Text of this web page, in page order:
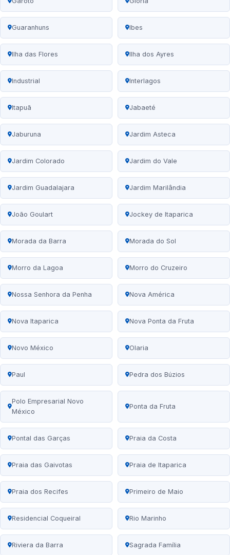
Guaranhuns Ibes
Ilha das Flores Ilha dos Ayres
Industrial Interlagos
Itapuã Jabaeté
Jaburuna Jardim Asteca
Jardim Colorado Jardim do Vale
Jardim Guadalajara Jardim Marilândia
João Goulart Jockey de Itaparica
Morada da Barra Morada do Sol
Morro da Lagoa Morro do Cruzeiro
Nossa Senhora da Penha Nova América
Nova Itaparica Nova Ponta da Fruta
Novo México Olaria
Paul Pedra dos Búzios
Polo Empresarial Novo
México
Ponta da Fruta
Pontal das Garças Praia da Costa
Praia das Gaivotas Praia de Itaparica
Praia dos Recifes Primeiro de Maio
Residencial Coqueiral Rio Marinho
Riviera da Barra Sagrada Família